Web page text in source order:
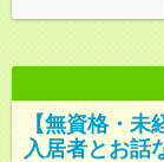
【無資格・
入居者とお話